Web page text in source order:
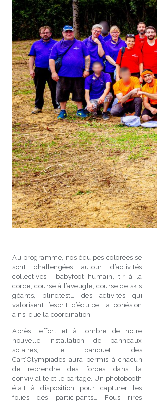
Au programme, nos équipes colorées se
sont challengées autour d’activités
collectives : babyfoot humain, tir à la
corde, course à l’aveugle, course de skis
géants, blindtest… des activités qui
valorisent l’esprit d’équipe, la cohésion
ainsi que la coordination !
Après l’effort et à l’ombre de notre
nouvelle installation de panneaux
solaires, le banquet des
Cart’Olympiades aura permis à chacun
de reprendre des forces dans la
convivialité et le partage. Un photobooth
était à disposition pour capturer les
folies des participants… Fous rires